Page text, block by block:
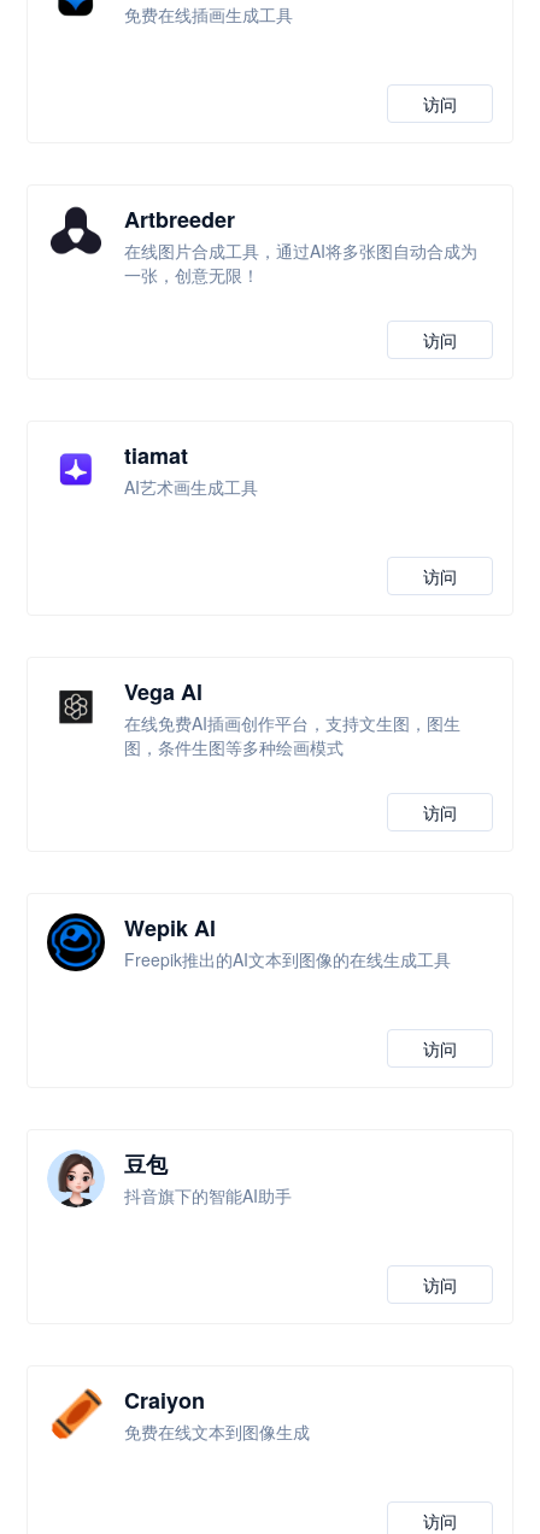
免费在线插画生成工具
访问
Artbreeder
在线图片合成工具，通过AI将多张图自动合成为
一张，创意无限！
访问
tiamat
AI艺术画生成工具
访问
Vega Al
在线免费AI插画创作平台，支持文生图，图生
图，条件生图等多种绘画模式
访问
Wepik Al
Freepik推出的AI文本到图像的在线生成工具
访问
豆包
抖音旗下的智能AI助手
访问
Craiyon
免费在线文本到图像生成
访问